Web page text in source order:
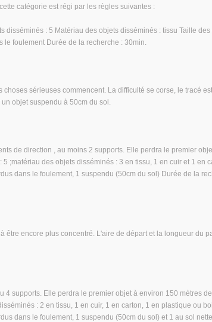
catégorie est régi par les règles suivantes :
disséminés : 5 Matériau des objets disséminés : tissu Taille
foulement Durée de la recherche : 30min.
sérieuses commencent. La difficulté se corse, le tracé
objet suspendu à 50cm du sol.
de direction , au moins 2 supports. Elle perdra le premier
;matériau des objets disséminés : 3 en tissu, 1 en cuir et 1 en
dans le foulement, 1 suspendu (50cm du sol) Durée de la
encore plus concentré. L'aire de départ et la longueur du
4 supports. Elle perdra le premier objet à environ 150 mètres
: 2 en tissu, 1 en cuir, 1 en carton, 1 en plastique ou
dans le foulement, 1 suspendu (50cm du sol) et 1 au sol